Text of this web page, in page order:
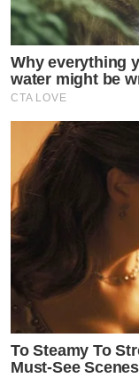
Why everything
water might be
CTA LOVE
To Steamy To
Must-See Scenes